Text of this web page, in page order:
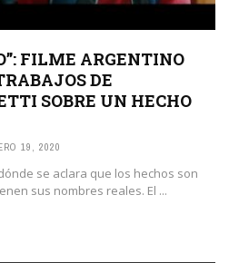
FILME ARGENTINO
DE
SOBRE UN HECHO
19, 2020
se aclara que los hechos son
sus nombres reales. El ...